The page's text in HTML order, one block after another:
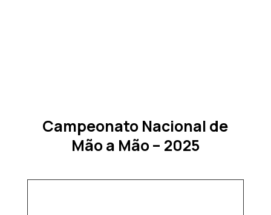
Campeonato Nacional de
Mão a Mão – 2025